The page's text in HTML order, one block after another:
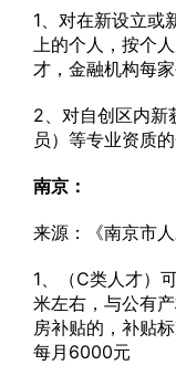
1、对在新设立或
上的个人，按个
才，金融机构每
2、对自创区内新
员）等专业资质
南京：
来源：《南京市人
1、（C类人才）
米左右，与公有
房补贴的，补贴
每月6000元